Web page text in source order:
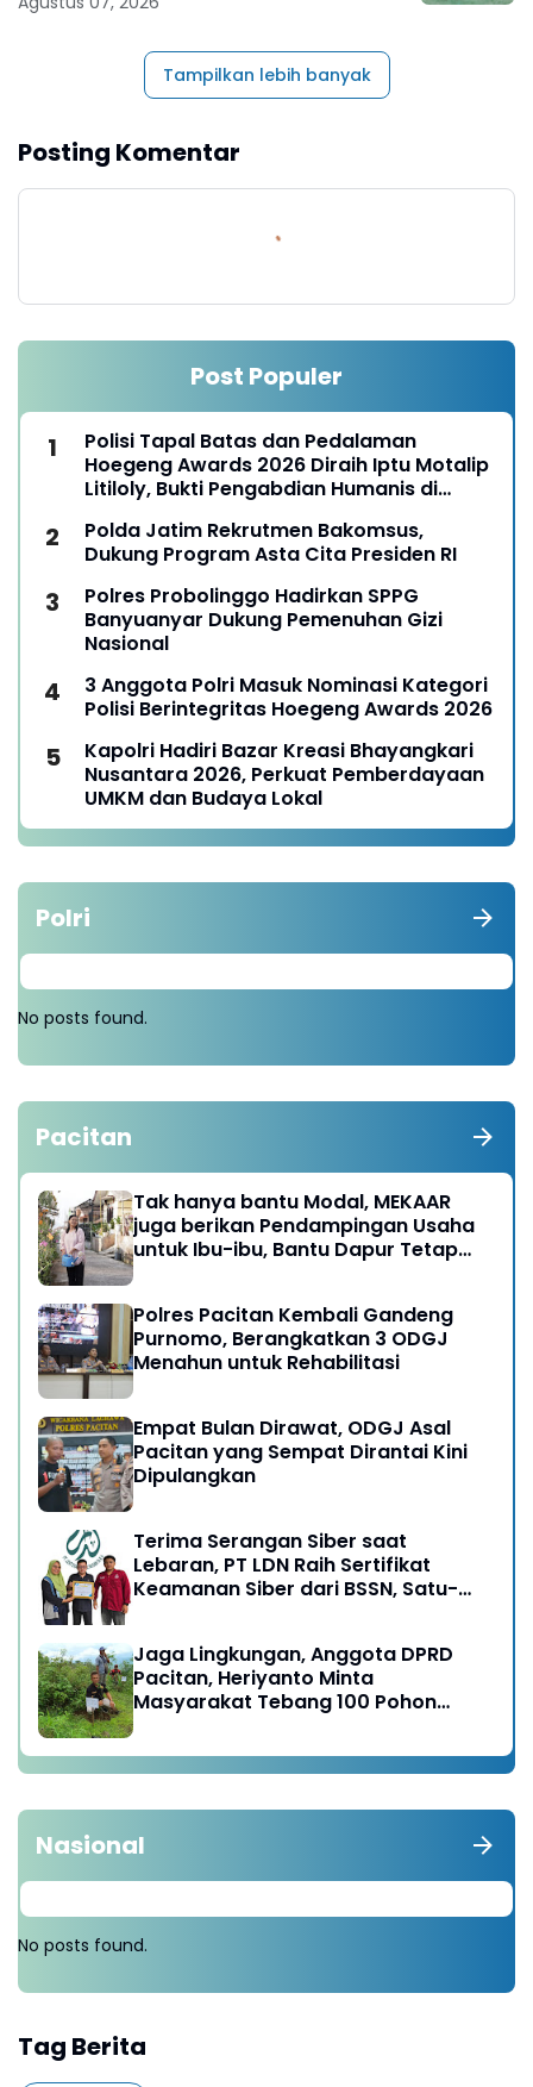
Tampilkan lebih banyak
Posting Komentar
Post Populer
Polisi Tapal Batas dan Pedalaman
Hoegeng Awards 2026 Diraih Iptu Motalip
Litiloly, Bukti Pengabdian Humanis di
Polda Jatim Rekrutmen Bakomsus,
Dukung Program Asta Cita Presiden RI
Polres Probolinggo Hadirkan SPPG
Banyuanyar Dukung Pemenuhan Gizi
Nasional
3 Anggota Polri Masuk Nominasi Kategori
Polisi Berintegritas Hoegeng Awards 2026
Kapolri Hadiri Bazar Kreasi Bhayangkari
Nusantara 2026, Perkuat Pemberdayaan
UMKM dan Budaya Lokal
Polri
No posts found.
Pacitan
Tak hanya bantu Modal, MEKAAR
juga berikan Pendampingan Usaha
untuk Ibu-ibu, Bantu Dapur Tetap
Polres Pacitan Kembali Gandeng
Purnomo, Berangkatkan 3 ODGJ
Menahun untuk Rehabilitasi
Empat Bulan Dirawat, ODGJ Asal
Pacitan yang Sempat Dirantai Kini
Dipulangkan
Terima Serangan Siber saat
Lebaran, PT LDN Raih Sertifikat
Keamanan Siber dari BSSN, Satu-
Jaga Lingkungan, Anggota DPRD
Pacitan, Heriyanto Minta
Masyarakat Tebang 100 Pohon
Nasional
No posts found.
Tag Berita